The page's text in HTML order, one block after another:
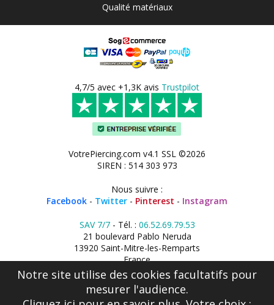
Qualité matériaux
4,7/5 avec +1,3K avis Trustpilot
VotrePiercing.com v4.1 SSL ©2026
SIREN : 514 303 973
Nous suivre :
Facebook - Twitter - Pinterest - Instagram
SAV 7/7- Tél. : 06.52.69.79.53
21 boulevard Pablo Neruda
13920 Saint-Mitre-les-Remparts
France
Notre site utilise des cookies facultatifs pour
mesurer l'audience.